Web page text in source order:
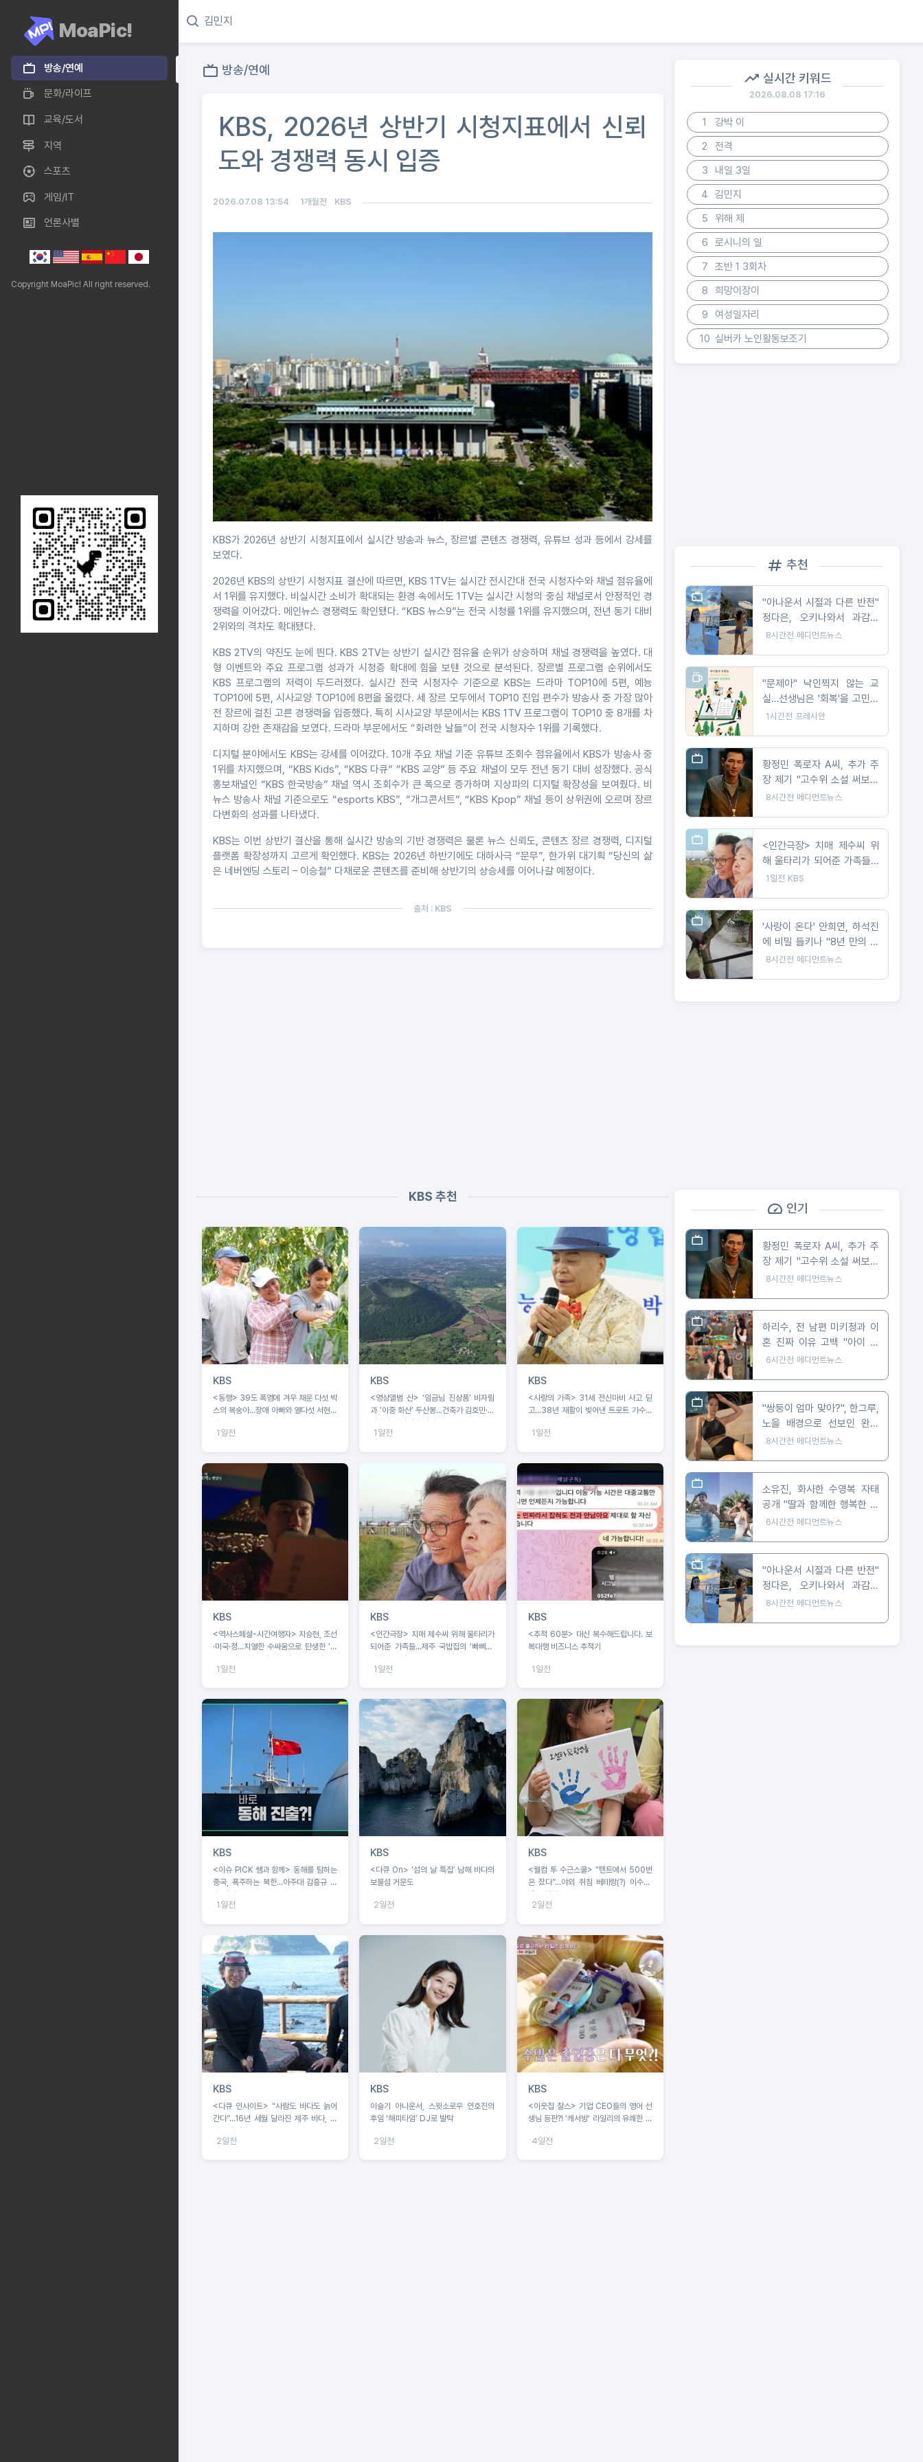
MoaPic!
방송/연예
문화/라이프
교육/도서
지역
스포츠
게임/IT
언론사별
Copyright MoaPic! All right reserved.
방송/연예
KBS, 2026년 상반기 시청지표에서 신뢰
도와 경쟁력 동시 입증
2026.07.08 13:54 1개월전 KBS
KBS가 2026년 상반기 시청지표에서 실시간 방송과 뉴스, 장르별 콘텐츠 경쟁력, 유튜브 성과 등에서 강세를
보였다.
2026년 KBS의 상반기 시청지표 결산에 따르면, KBS 1TV는 실시간 전시간대 전국 시청자수와 채널 점유율에
서 1위를 유지했다. 비실시간 소비가 확대되는 환경 속에서도 1TV는 실시간 시청의 중심 채널로서 안정적인 경
쟁력을 이어갔다. 메인뉴스 경쟁력도 확인됐다. “KBS 뉴스9”는 전국 시청률 1위를 유지했으며, 전년 동기 대비
2위와의 격차도 확대됐다.
KBS 2TV의 약진도 눈에 띈다. KBS 2TV는 상반기 실시간 점유율 순위가 상승하며 채널 경쟁력을 높였다. 대
형 이벤트와 주요 프로그램 성과가 시청층 확대에 힘을 보탠 것으로 분석된다. 장르별 프로그램 순위에서도
KBS 프로그램의 저력이 두드러졌다. 실시간 전국 시청자수 기준으로 KBS는 드라마 TOP10에 5편, 예능
TOP10에 5편, 시사교양 TOP10에 8편을 올렸다. 세 장르 모두에서 TOP10 진입 편수가 방송사 중 가장 많아
전 장르에 걸친 고른 경쟁력을 입증했다. 특히 시사교양 부문에서는 KBS 1TV 프로그램이 TOP10 중 8개를 차
지하며 강한 존재감을 보였다. 드라마 부문에서도 “화려한 날들”이 전국 시청자수 1위를 기록했다.
디지털 분야에서도 KBS는 강세를 이어갔다. 10개 주요 채널 기준 유튜브 조회수 점유율에서 KBS가 방송사 중
1위를 차지했으며, “KBS Kids”, “KBS 다큐” “KBS 교양” 등 주요 채널이 모두 전년 동기 대비 성장했다. 공식
홍보채널인 “KBS 한국방송” 채널 역시 조회수가 큰 폭으로 증가하며 지상파의 디지털 확장성을 보여줬다. 비
뉴스 방송사 채널 기준으로도 “esports KBS”, “개그콘서트”, “KBS Kpop” 채널 등이 상위권에 오르며 장르
다변화의 성과를 나타냈다.
KBS는 이번 상반기 결산을 통해 실시간 방송의 기반 경쟁력은 물론 뉴스 신뢰도, 콘텐츠 장르 경쟁력, 디지털
플랫폼 확장성까지 고르게 확인했다. KBS는 2026년 하반기에도 대하사극 “문무”, 한가위 대기획 “당신의 삶
은 네버엔딩 스토리 – 이승철” 다채로운 콘텐츠를 준비해 상반기의 상승세를 이어나갈 예정이다.
출처 : KBS
KBS 추천
KBS
<동행> 39도 폭염에 겨우 채운 다섯 박
스의 복숭아...장애 아빠와 열다섯 서현이
1일전
KBS
<영상앨범 산> ‘임금님 진상품’ 비자림
과 ‘이중 화산’ 두산봉...건축가 김호민·사
1일전
KBS
<사랑의 가족> 31세 전신마비 사고 딛
고...38년 재활이 빚어낸 트로트 가수의
1일전
KBS
<역사스페셜-시간여행자> 지승현, 조선
·미국·청...치열한 수싸움으로 탄생한 ‘쇄
국’ 조선의 첫 근대 외교전 시기 조명
1일전
KBS
<인간극장> 치매 제수씨 위해 울타리가
되어준 가족들...제주 국밥집의 ‘빠삐용’
영자와 순업
1일전
KBS
<추적 60분> 대신 복수해드립니다. 보
복대행 비즈니스 추적기
1일전
KBS
<이슈 PICK 쌤과 함께> 동해를 탐하는
중국, 폭주하는 북한...아주대 김흥규 교
1일전
KBS
<다큐 On> ‘섬의 날 특집’ 남해 바다의
보물섬 거문도
2일전
KBS
<웰컴 투 수근스쿨> “텐트에서 500번
은 잤다”...야외 취침 베테랑(?) 이수근,
2일전
KBS
<다큐 인사이트> “사람도 바다도 늙어
간다”...16년 세월 달라진 제주 바다, 해
녀들의 기록
2일전
KBS
이슬기 아나운서, 스윗소로우 인호진의
후임 ‘해피타임’ DJ로 발탁
2일전
KBS
<이웃집 찰스> 기업 CEO들의 영어 선
생님 등판?! ’캐서방‘ 라일리의 유쾌한 이
중생활
4일전
실시간 키워드
2026.08.08 17:16
1
강박 이
2
전격
3
내일 3일
4
김민지
5
위해 제
6
로시니의 일
7
초반 1 3회차
8
희망이장이
9
여성일자리
10 실버카 노인활동보조기
추천
"아나운서 시절과 다른 반전"
정다은, 오키나와서 과감한
비키니 자태 공개
8시간전 메디먼트뉴스
"문제아" 낙인찍지 않는 교
실…선생님은 '회복'을 고민했
다
1시간전 프레시안
황정민 폭로자 A씨, 추가 주
장 제기 "고수위 소설 써보라
요구 받아"
8시간전 메디먼트뉴스
<인간극장> 치매 제수씨 위
해 울타리가 되어준 가족들...
제주 국밥집의 ‘빠삐용’ 영자
1일전 KBS
'사랑이 온다' 안희연, 하석진
에 비밀 들키나 "8년 만의 숨
막히는 대치"
8시간전 메디먼트뉴스
인기
황정민 폭로자 A씨, 추가 주
장 제기 "고수위 소설 써보라
요구 받아"
8시간전 메디먼트뉴스
하리수, 전 남편 미키정과 이
혼 진짜 이유 고백 "아이 못
낳아 미안했다"
6시간전 메디먼트뉴스
"쌍둥이 엄마 맞아?", 한그루,
노을 배경으로 선보인 완벽
비키니 자태
8시간전 메디먼트뉴스
소유진, 화사한 수영복 자태
공개 "딸과 함께한 행복한 여
름"
6시간전 메디먼트뉴스
"아나운서 시절과 다른 반전"
정다은, 오키나와서 과감한
비키니 자태 공개
8시간전 메디먼트뉴스